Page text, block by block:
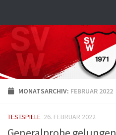
MONATSARCHIV: FEBRUAR 2022
TESTSPIELE 26. FEBRUAR 2022